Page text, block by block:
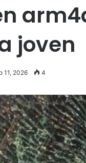
joven
11, 2026 4